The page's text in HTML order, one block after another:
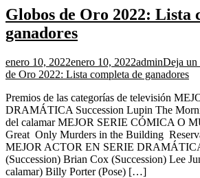
Globos de Oro 2022: Lista
ganadores
enero 10, 2022enero 10, 2022adminDeja un
de Oro 2022: Lista completa de ganadores
Premios de las categorías de televisión
DRAMÁTICA Succession Lupin The
del calamar MEJOR SERIE CÓMICA O
Great Only Murders in the Building
MEJOR ACTOR EN SERIE
(Succession) Brian Cox (Succession) Lee
calamar) Billy Porter (Pose) […]